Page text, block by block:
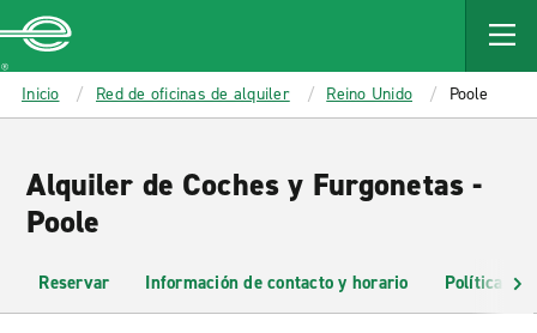
MAIN
CONTENT
Enterprise
Inicio Red de oficinas de alquiler Reino Unido Poole
Alquiler de Coches y Furgonetas -
Poole
Reservar Información de contacto y horario Políticas